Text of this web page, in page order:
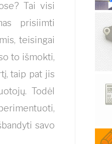
Tai visi
prisiimti
teisingai
to išmokti,
taip pat jis
Todėl
savo